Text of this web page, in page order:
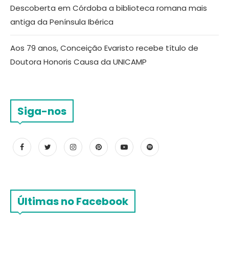
Descoberta em Córdoba a biblioteca romana mais
antiga da Península Ibérica
Aos 79 anos, Conceição Evaristo recebe título de
Doutora Honoris Causa da UNICAMP
Siga-nos
Últimas no Facebook